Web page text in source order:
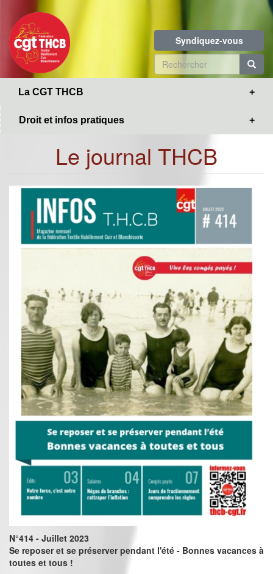
contenu
principal
Syndiquez-vous
Formulaire
de
La CGT THCB
Droit et infos pratiques
Le journal THCB
N°414 - Juillet 2023
Se reposer et se préserver pendant l'été - Bonnes vacances à
toutes et tous !